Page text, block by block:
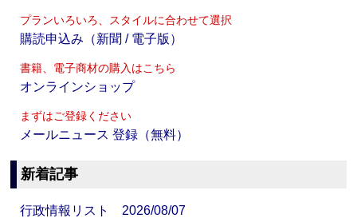
プランいろいろ、スタイルに合わせて選択
購読申込み（新聞 / 電子版）
書籍、電子商材の購入はこちら
オンラインショップ
まずはご登録ください
メールニュース 登録（無料）
新着記事
行政情報リスト 2026/08/07